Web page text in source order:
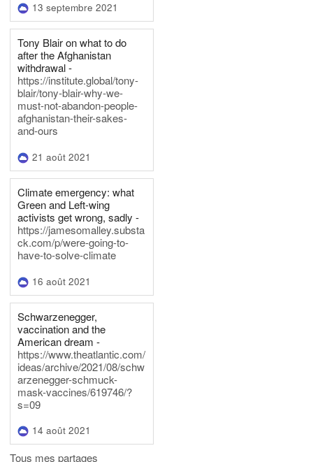
13 septembre 2021
Tony Blair on what to do
after the Afghanistan
withdrawal -
https://institute.global/tony-
blair/tony-blair-why-we-
must-not-abandon-people-
afghanistan-their-sakes-
and-ours
21 août 2021
Climate emergency: what
Green and Left-wing
activists get wrong, sadly -
https://jamesomalley.substa
ck.com/p/were-going-to-
have-to-solve-climate
16 août 2021
Schwarzenegger,
vaccination and the
American dream -
https://www.theatlantic.com/
ideas/archive/2021/08/schw
arzenegger-schmuck-
mask-vaccines/619746/?
s=09
14 août 2021
Tous mes partages